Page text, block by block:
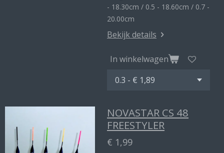
- 18.30cm / 0.5 - 18.60cm / 0.7 -
20.00cm
Bekijk details
In winkelwagen
NOVASTAR CS 48
FREESTYLER
€ 1,99